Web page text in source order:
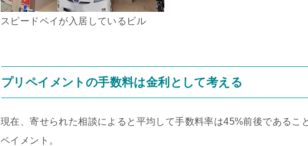
スピードペイが入居しているビル
プリペイメントの手数料は金利として考える
現在、寄せられた相談によると平均して手数料率は45%前後であるこ
ペイメント。